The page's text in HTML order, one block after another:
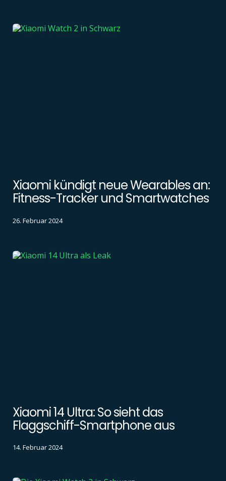
Xiaomi kündigt neue Wearables an:
Fitness-Tracker und Smartwatches
26. Februar 2024
Xiaomi 14 Ultra: So sieht das
Flaggschiff-Smartphone aus
14. Februar 2024